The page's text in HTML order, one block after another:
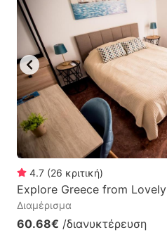
4.7 (26 κριτική)
Explore Greece from
Διαμέρισμα
60.68€ /διανυκτέρευση